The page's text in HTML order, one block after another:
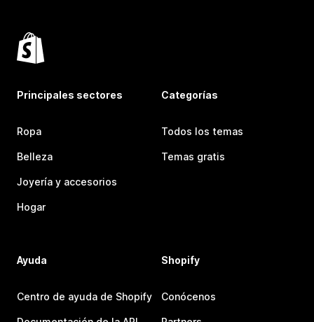
Principales sectores
Ropa
Belleza
Joyería y accesorios
Hogar
Categorías
Todos los temas
Temas gratis
Ayuda
Centro de ayuda de Shopify
Shopify
Conócenos